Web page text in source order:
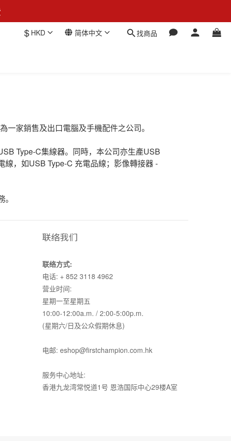
$ HKD 简体中文 找商品
家銷售及出口電腦及手機配件之公司。
Type-C集線器。同時，本公司亦生產USB
，如USB Type-C 充電品線；影像轉接器 -
联络我们
联络方式:
电话: + 852 3118 4962
营业时间:
星期一至星期五
10:00-12:00a.m. / 2:00-5:00p.m.
(星期六/日及公众假期休息)
电邮: eshop@firstchampion.com.hk
服务中心地址:
香港九龙湾常悦道1号 恩浩国际中心29楼A室